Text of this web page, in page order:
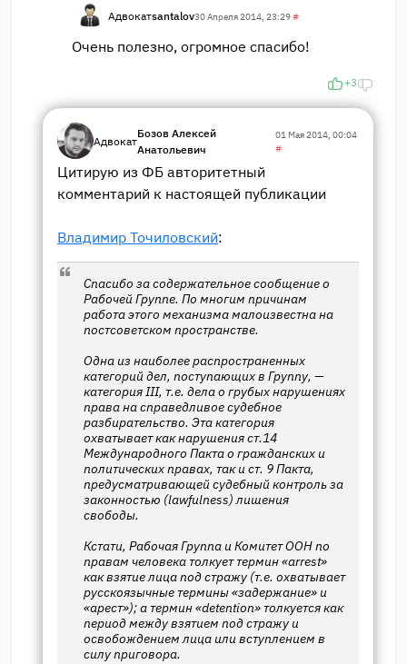
Адвокатsantalov30 Апреля 2014, 23:29#
Очень полезно, огромное спасибо!
+3
Адвокат
Бозов Алексей
Анатольевич
01 Мая 2014, 00:04
#
Цитирую из ФБ авторитетный
комментарий к настоящей публикации
Владимир Точиловский:
Спасибо за содержательное сообщение о
Рабочей Группе. По многим причинам
работа этого механизма малоизвестна на
постсоветском пространстве.
Одна из наиболее распространенных
категорий дел, поступающих в Группу, —
категория III, т.е. дела о грубых нарушениях
права на справедливое судебное
разбирательство. Эта категория
охватывает как нарушения ст.14
Международного Пакта о гражданских и
политических правах, так и ст. 9 Пакта,
предусматривающей судебный контроль за
законностью (lawfulness) лишения
свободы.
Кстати, Рабочая Группа и Комитет ООН по
правам человека толкует термин «arrest»
как взятие лица под стражу (т.е. охватывает
русскоязычные термины «задержание» и
«арест»); а термин «detention» толкуется как
период между взятием под стражу и
освобождением лица или вступлением в
силу приговора.